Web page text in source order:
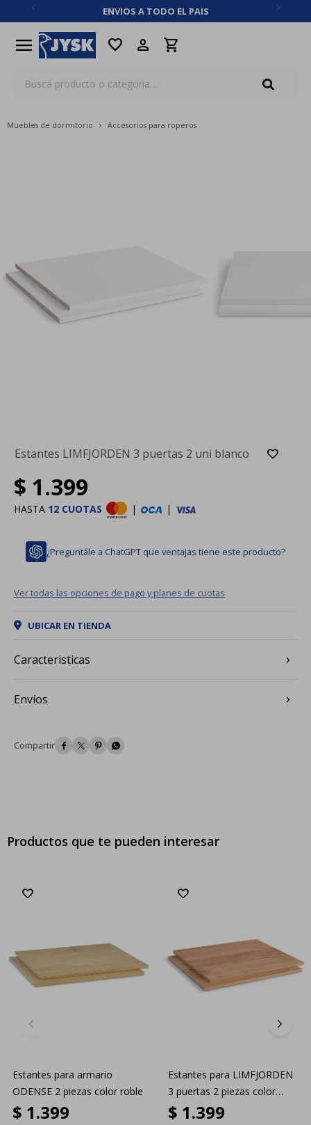
ENVIOS A TODO EL PAIS
menu favorite
Muebles de dormitorio Accesorios para roperos
Estantes LIMFJORDEN 3 puertas 2 uni blanco
$ 1.399
HASTA 12 CUOTAS | |
¿Preguntále a ChatGPT que ventajas tiene este producto?
Ver todas las opciones de pago y planes de cuotas
UBICAR EN TIENDA
Caracteristicas
Envíos
   
Productos que te pueden interesar
Estantes para armario
ODENSE 2 piezas color roble
$ 1.399
Estantes para LIMFJORDEN
3 puertas 2 piezas color
roble natural
$ 1.399
close